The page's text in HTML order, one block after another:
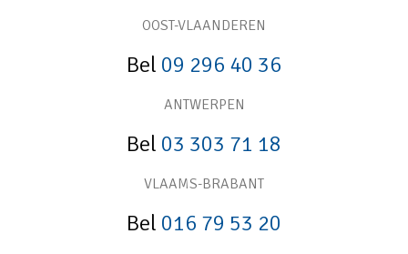
OOST-VLAANDEREN
Bel 09 296 40 36
ANTWERPEN
Bel 03 303 71 18
VLAAMS-BRABANT
Bel 016 79 53 20